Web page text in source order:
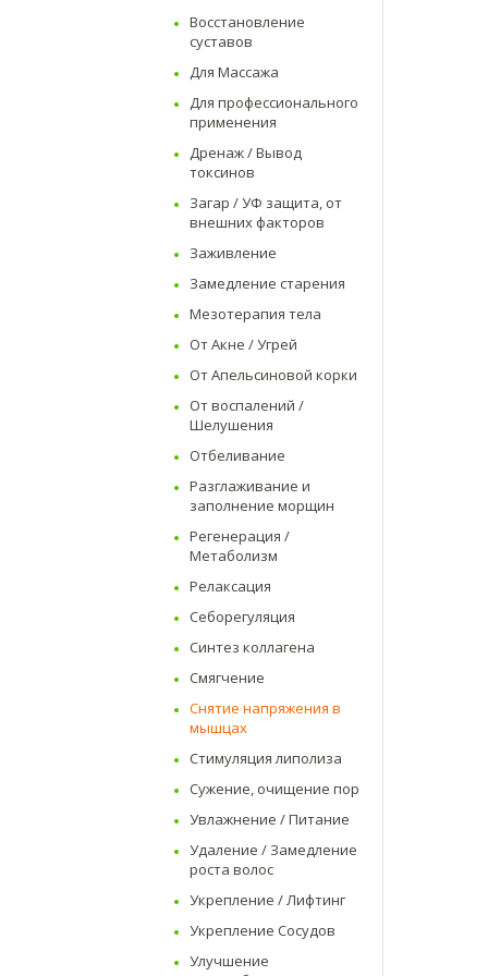
Восстановление
суставов
Для Массажа
Для профессионального
применения
Дренаж / Вывод
токсинов
Загар / УФ защита, от
внешних факторов
Заживление
Замедление старения
Мезотерапия тела
От Акне / Угрей
От Апельсиновой корки
От воспалений /
Шелушения
Отбеливание
Разглаживание и
заполнение морщин
Регенерация /
Метаболизм
Релаксация
Себорегуляция
Синтез коллагена
Смягчение
Снятие напряжения в
мышцах
Стимуляция липолиза
Сужение, очищение пор
Увлажнение / Питание
Удаление / Замедление
роста волос
Укрепление / Лифтинг
Укрепление Сосудов
Улучшение